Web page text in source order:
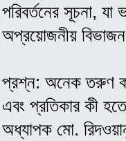
পরিবর্তনের সূচনা, যা
অপ্রয়োজনীয়
প্রশ্ন: অনেক তরুণ
এবং প্রতিকার কী
অধ্যাপক মো.